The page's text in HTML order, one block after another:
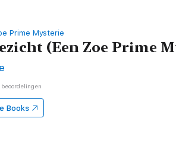
Prime Mysterie
(Een Zoe Prime
beoordelingen
Books